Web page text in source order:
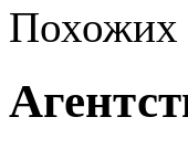
Похожих